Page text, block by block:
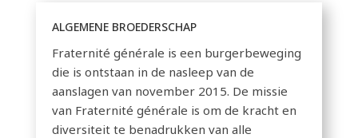
ALGEMENE BROEDERSCHAP
Fraternité générale is een burgerbeweging
die is ontstaan ​​in de nasleep van de
aanslagen van november 2015. De missie
van Fraternité générale is om de kracht en
diversiteit te benadrukken van alle